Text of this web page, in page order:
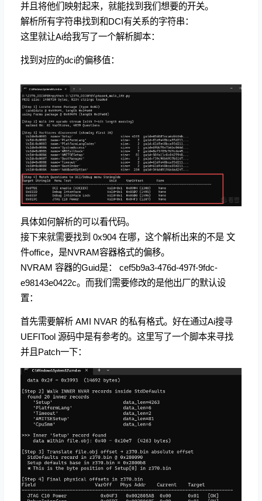
并且将他们映射起来，就能找到我们想要的开关。
解析所有字符串找到和DCI有关系的字符串：
这里就让Ai给我写了一个解析脚本：
找到对应的dci的偏移值：
具体如何解析的可以看代码。
接下来就需要找到 0x904 在哪，这个解析出来的不是 文
件office，是NVRAM容器格式的偏移。
NVRAM 容器的Guid是： cef5b9a3-476d-497f-9fdc-
e98143e0422c。而我们需要修改的是他出厂的默认设
置：
首先需要解析 AMI NVAR 的私有格式。好在通过Ai搜寻
UEFITool 源码中是有参考的。这里写了一个脚本来寻找
并且Patch一下：